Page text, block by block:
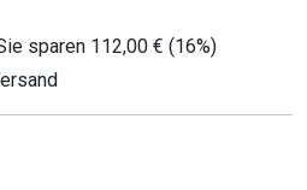
sparen 112,00 € (16%)